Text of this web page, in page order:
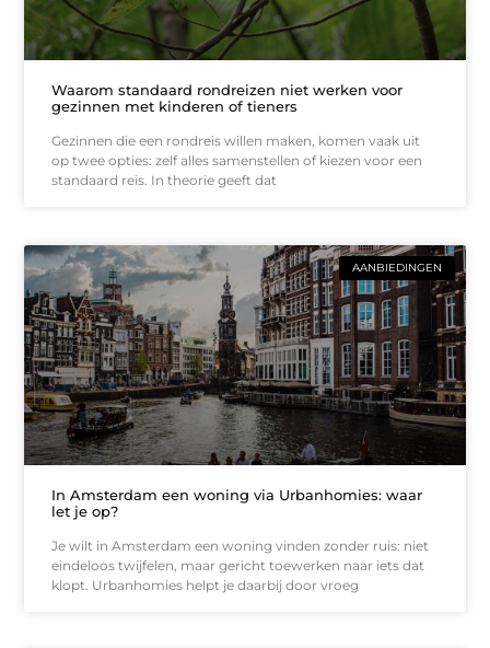
Waarom standaard rondreizen niet werken voor
gezinnen met kinderen of tieners
Gezinnen die een rondreis willen maken, komen vaak uit
op twee opties: zelf alles samenstellen of kiezen voor een
standaard reis. In theorie geeft dat
AANBIEDINGEN
In Amsterdam een woning via Urbanhomies: waar
let je op?
Je wilt in Amsterdam een woning vinden zonder ruis: niet
eindeloos twijfelen, maar gericht toewerken naar iets dat
klopt. Urbanhomies helpt je daarbij door vroeg